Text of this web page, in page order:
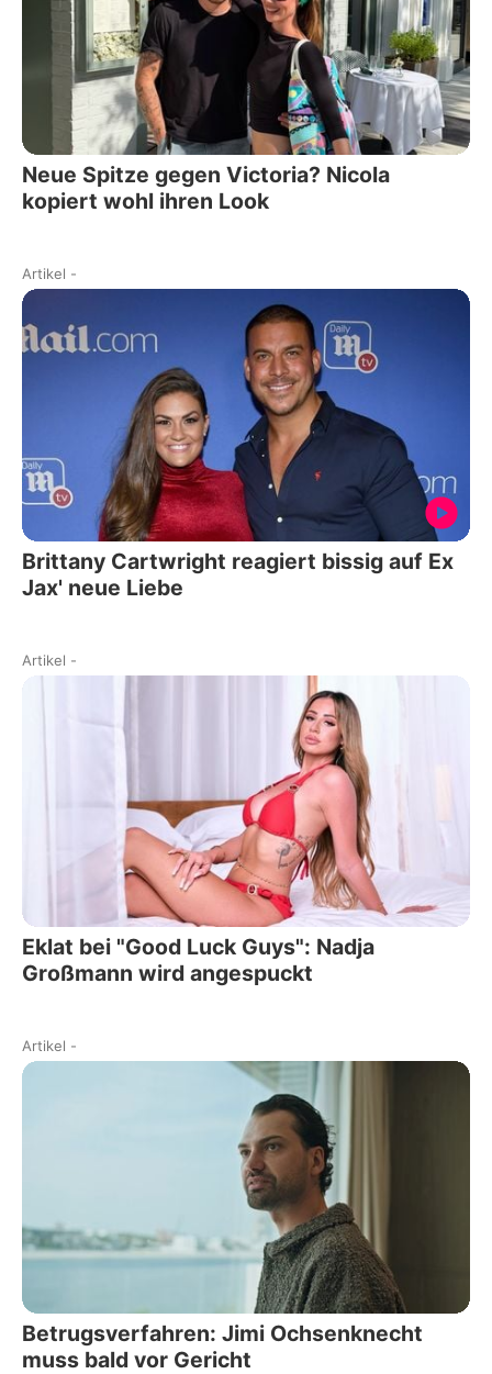
Neue Spitze gegen Victoria? Nicola
kopiert wohl ihren Look
Artikel -
Brittany Cartwright reagiert bissig auf Ex
Jax' neue Liebe
Artikel -
Eklat bei "Good Luck Guys": Nadja
Großmann wird angespuckt
Artikel -
Betrugsverfahren: Jimi Ochsenknecht
muss bald vor Gericht